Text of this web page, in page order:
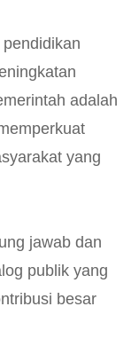
adalah
yang
jawab dan
publik yang
besar